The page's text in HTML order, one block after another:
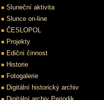
Sluneční aktivita
Slunce on-line
ČESLOPOL
Projekty
Ediční činnost
Historie
Fotogalerie
Digitální historický archiv